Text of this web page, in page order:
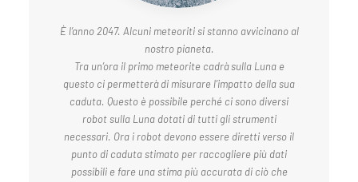
È l’anno 2047. Alcuni meteoriti si stanno avvicinano al
nostro pianeta.
Tra un’ora il primo meteorite cadrà sulla Luna e
questo ci permetterà di misurare l’impatto della sua
caduta. Questo è possibile perché ci sono diversi
robot sulla Luna dotati di tutti gli strumenti
necessari. Ora i robot devono essere diretti verso il
punto di caduta stimato per raccogliere più dati
possibili e fare una stima più accurata di ciò che